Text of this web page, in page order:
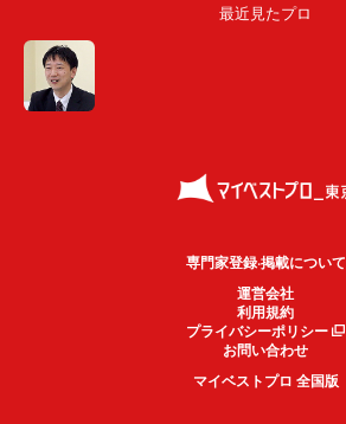
最近見たプロ
専門家登録·掲載について
運営会社
利用規約
プライバシーポリシー
お問い合わせ
マイベストプロ 全国版